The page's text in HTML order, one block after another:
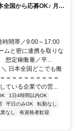
全国から応募OK♪ 月稼
時間帯／9:00～17:00
ムと密に連携を取りな
想定稼働量／平...
日本全国どこでも働
＝＝＝＝＝＝＝＝
ている企業での営...
1日4時間以内OK
平日のみOK
転勤なし
なし
有資格者歓迎